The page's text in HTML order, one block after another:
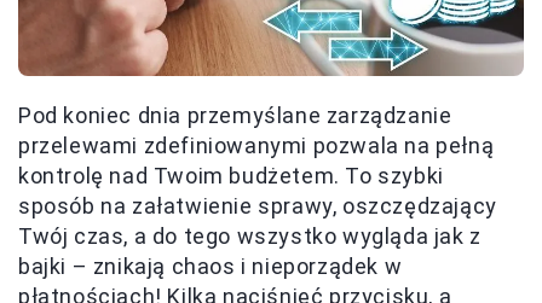
Pod koniec dnia przemyślane zarządzanie
przelewami zdefiniowanymi pozwala na pełną
kontrolę nad Twoim budżetem. To szybki
sposób na załatwienie sprawy, oszczędzający
Twój czas, a do tego wszystko wygląda jak z
bajki – znikają chaos i nieporządek w
płatnościach! Kilka naciśnięć przycisku, a